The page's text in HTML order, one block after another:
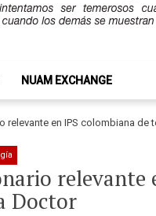
NUAM EXCHANGE
en IPS colombiana de
relevante
Doctor